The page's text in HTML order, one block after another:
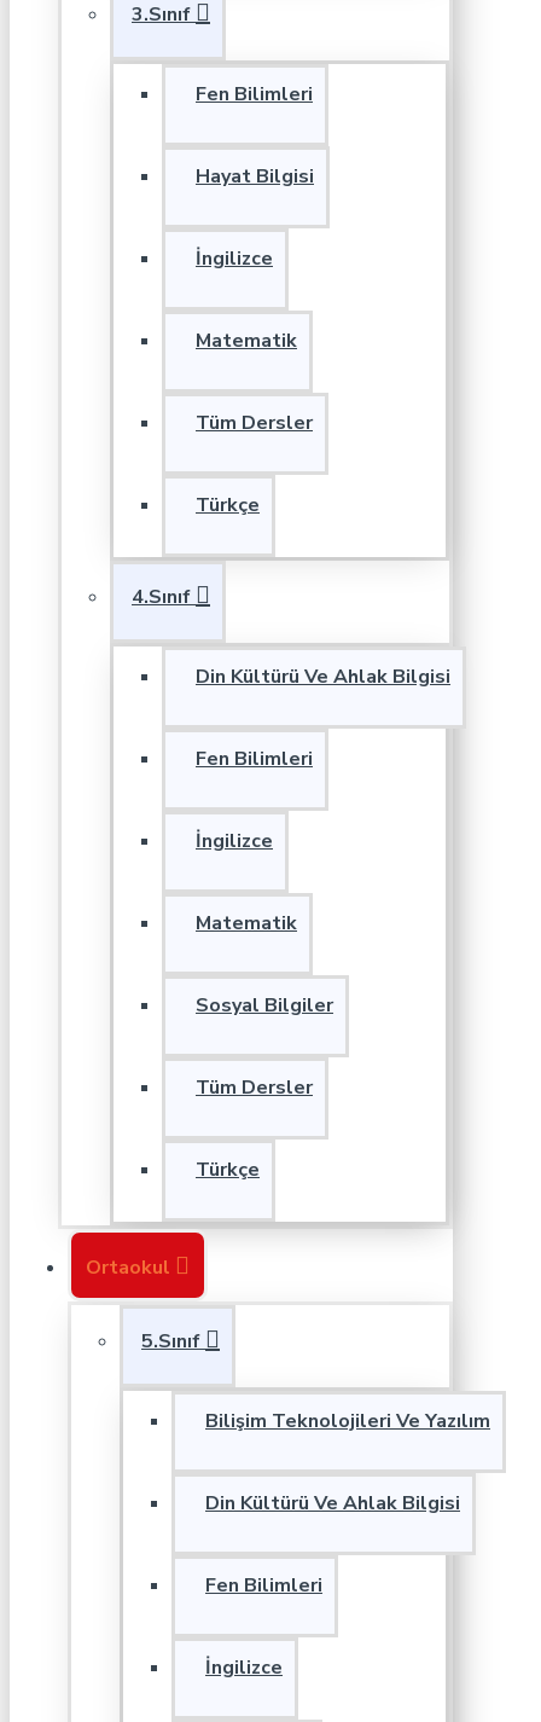
3.Sınıf
Fen Bilimleri
Hayat Bilgisi
İngilizce
Matematik
Tüm Dersler
Türkçe
4.Sınıf
Din Kültürü Ve Ahlak Bilgisi
Fen Bilimleri
İngilizce
Matematik
Sosyal Bilgiler
Tüm Dersler
Türkçe
Ortaokul
5.Sınıf
Bilişim Teknolojileri Ve Yazılım
Din Kültürü Ve Ahlak Bilgisi
Fen Bilimleri
İngilizce